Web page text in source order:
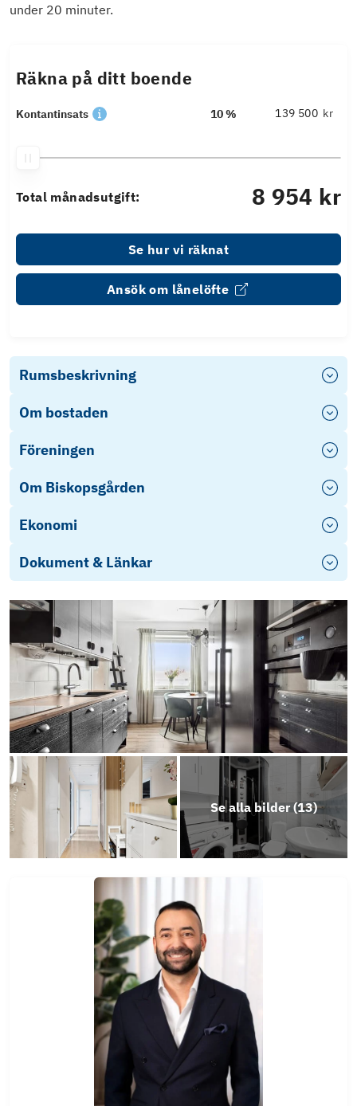
under 20 minuter.
Räkna på ditt boende
Kontantinsats 10 % kr
Total månadsutgift: 8 954 kr
Se hur vi räknat
Ansök om lånelöfte
Rumsbeskrivning
Om bostaden
Föreningen
Om Biskopsgården
Ekonomi
Dokument & Länkar
Energideklaration
Årsredovisning 2024-2025
Se alla bilder (13)